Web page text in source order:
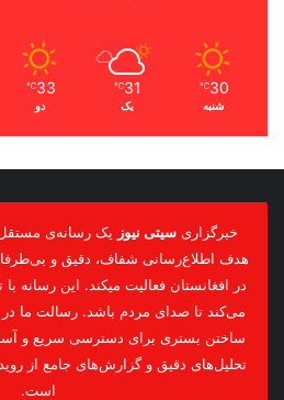
30
℃
شنبه
31
℃
یک
33
℃
دو
خبرگزاری سیتی نیوز یک رسانه‌ی
هدف اطلاع‌رسانی شفاف، دقیق و
در افغانستان فعالیت میکند. این رسانه
می‌کند تا صدای مردم باشد. رسالت ما در
ساختن بستری برای دسترسی سریع و
تحلیل‌های دقیق و گزارش‌های جامع از
است.